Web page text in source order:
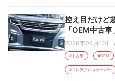
控え目だけど
「OEM中古
2026年04月10日
#中古車 #OEM
#フレアクロスオーバー